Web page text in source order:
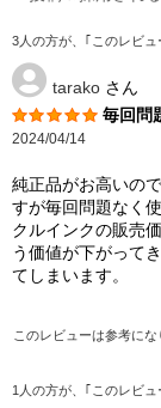
3人の方が、｢このレビュ
tarako さん
毎回問
2024/04/14
純正品がお高いの
すが毎回問題なく
クルインクの販売
う価値が下がって
てしまいます。
このレビューは参考にな
1人の方が、｢このレビュ